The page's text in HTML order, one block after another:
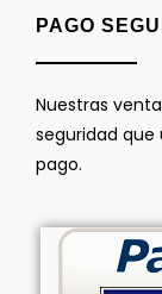
PAGO
Nuestras
seguridad que
pago.